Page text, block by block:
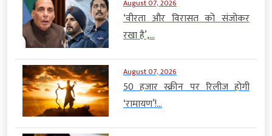
August 07, 2026
‘वीरता और विरासत को संजोकर
रखा है’,...
August 07, 2026
50 हजार स्क्रीन पर रिलीज होगी
‘रामायण’!...